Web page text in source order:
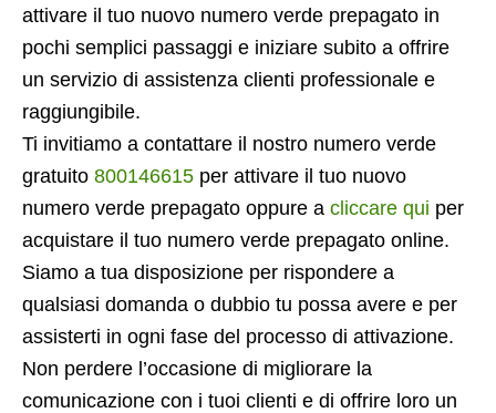
attivare il tuo nuovo numero verde prepagato in
pochi semplici passaggi e iniziare subito a offrire
un servizio di assistenza clienti professionale e
raggiungibile.
Ti invitiamo a contattare il nostro numero verde
gratuito 800146615 per attivare il tuo nuovo
numero verde prepagato oppure a cliccare qui per
acquistare il tuo numero verde prepagato online.
Siamo a tua disposizione per rispondere a
qualsiasi domanda o dubbio tu possa avere e per
assisterti in ogni fase del processo di attivazione.
Non perdere l’occasione di migliorare la
comunicazione con i tuoi clienti e di offrire loro un